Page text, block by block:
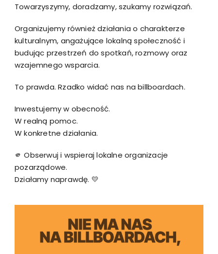
Towarzyszymy, doradzamy, szukamy rozwiązań.
Organizujemy również działania o charakterze
kulturalnym, angażujące lokalną społeczność i
budując przestrzeń do spotkań, rozmowy oraz
wzajemnego wsparcia.
To prawda. Rzadko widać nas na billboardach.
Inwestujemy w obecność.
W realną pomoc.
W konkretne działania.
🫵 Obserwuj i wspieraj lokalne organizacje
pozarządowe.
Działamy naprawdę. 💛